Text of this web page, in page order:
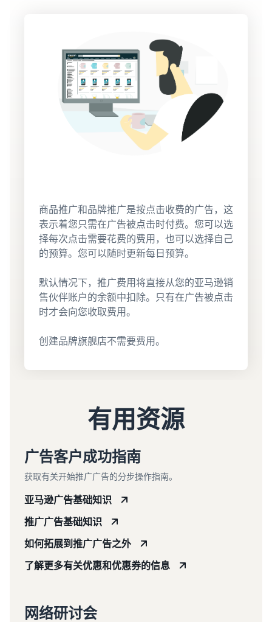
商品推广和品牌推广是按点击收费的广告，这
表示着您只需在广告被点击时付费。您可以选
择每次点击需要花费的费用，也可以选择自己
的预算。您可以随时更新每日预算。
默认情况下，推广费用将直接从您的亚马逊销
售伙伴账户的余额中扣除。只有在广告被点击
时才会向您收取费用。
创建品牌旗舰店不需要费用。
有用资源
广告客户成功指南
获取有关开始推广广告的分步操作指南。
亚马逊广告基础知识
推广广告基础知识
如何拓展到推广广告之外
了解更多有关优惠和优惠券的信息
网络研讨会